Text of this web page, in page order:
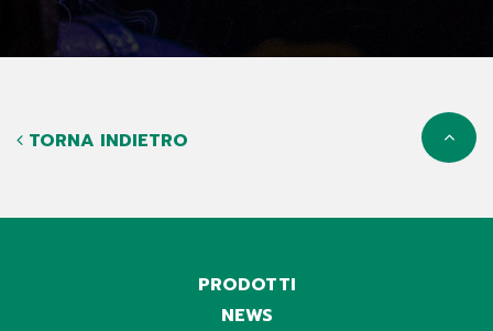
TORNA INDIETRO
PRODOTTI
NEWS